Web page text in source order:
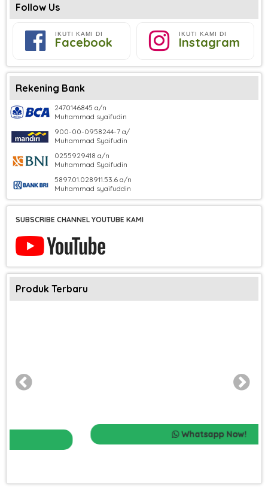
Follow Us
IKUTI KAMI DI
Facebook
IKUTI KAMI DI
Instagram
Rekening Bank
2470146845 a/n
Muhammad syaifudin
900-00-0958244-7 a/
Muhammad Syaifudin
0255929418 a/n
Muhammad Syaifudin
5897.01.028911.53.6 a/n
Muhammad syaifuddin
SUBSCRIBE CHANNEL YOUTUBE KAMI
Produk Terbaru
Whatsapp Now!